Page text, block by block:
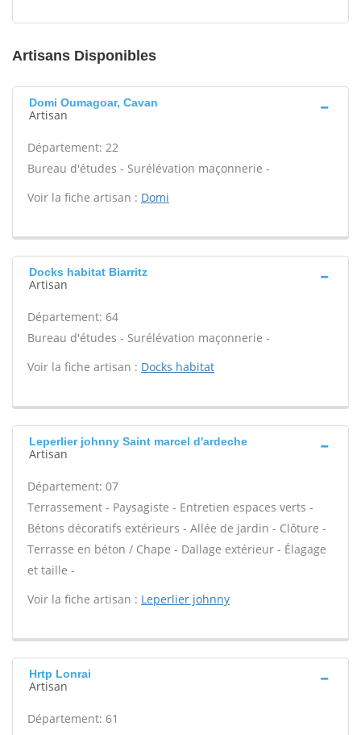
Artisans Disponibles
Domi Oumagoar, Cavan
Artisan
Département: 22
Bureau d'études - Surélévation maçonnerie -
Voir la fiche artisan : Domi
Docks habitat Biarritz
Artisan
Département: 64
Bureau d'études - Surélévation maçonnerie -
Voir la fiche artisan : Docks habitat
Leperlier johnny Saint marcel d'ardeche
Artisan
Département: 07
Terrassement - Paysagiste - Entretien espaces verts -
Bétons décoratifs extérieurs - Allée de jardin - Clôture -
Terrasse en béton / Chape - Dallage extérieur - Élagage
et taille -
Voir la fiche artisan : Leperlier johnny
Hrtp Lonrai
Artisan
Département: 61